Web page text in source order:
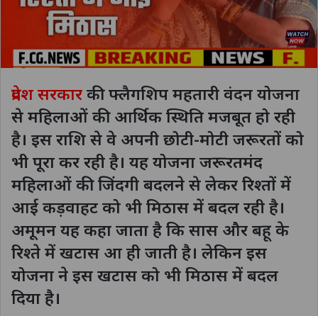
प्रदेश सरकारकी फ्लैगशिप महतारी वंदन योजना
से महिलाओं की आर्थिक स्थिति मजबूत हो रही
है। इस राशि से वे अपनी छोटी-मोटी जरूरतों को
भी पूरा कर रही है। यह योजना जरूरतमंद
महिलाओं की जिंदगी बदलने से लेकर रिश्तों में
आई कड़वाहट को भी मिठास में बदल रही है।
अमूमन यह कहा जाता है कि सास और बहू के
रिश्ते में खटास आ ही जाती है। लेकिन इस
योजना ने इस खटास को भी मिठास में बदल
दिया है।